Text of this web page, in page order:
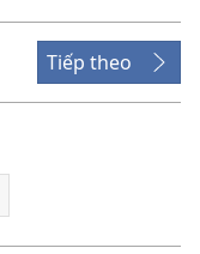
Tiếp theo